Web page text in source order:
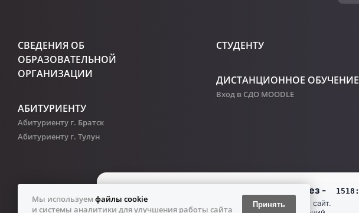
СВЕДЕНИЯ ОБ
ОБРАЗОВАТЕЛЬНОЙ
ОРГАНИЗАЦИИ
АБИТУРИЕНТУ
Абитуриенту г. Братск
Абитуриенту г. Тулун
СТУДЕНТУ
ДИСТАНЦИОННОЕ ОБУЧЕНИЕ
Вход в СДО MOODLE
Мы используем файлы cookie
и системы аналитики для улучшения работы сайта
Принять